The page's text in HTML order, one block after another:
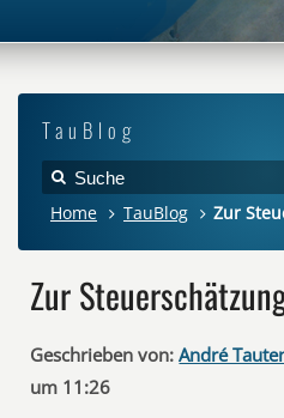
TauBlog
Home TauBlog Zur
Zur
Geschrieben von: André
um 11:26